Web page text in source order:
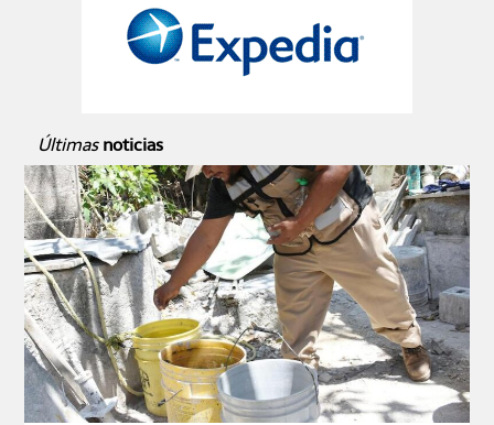
Últimas noticias